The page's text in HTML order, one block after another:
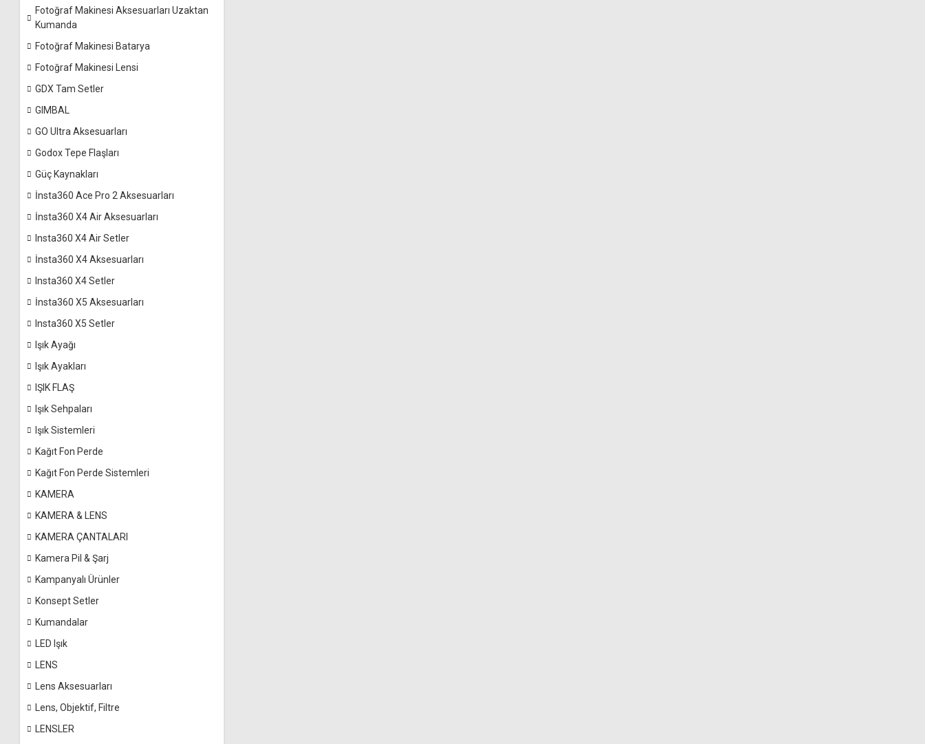
Fotoğraf Makinesi Aksesuarları Uzaktan
Kumanda
Fotoğraf Makinesi Batarya
Fotoğraf Makinesi Lensi
GDX Tam Setler
GIMBAL
GO Ultra Aksesuarları
Godox Tepe Flaşları
Güç Kaynakları
İnsta360 Ace Pro 2 Aksesuarları
İnsta360 X4 Air Aksesuarları
Insta360 X4 Air Setler
İnsta360 X4 Aksesuarları
Insta360 X4 Setler
İnsta360 X5 Aksesuarları
Insta360 X5 Setler
Işık Ayağı
Işık Ayakları
IŞIK FLAŞ
Işık Sehpaları
Işık Sistemleri
Kağıt Fon Perde
Kağıt Fon Perde Sistemleri
KAMERA
KAMERA & LENS
KAMERA ÇANTALARI
Kamera Pil & Şarj
Kampanyalı Ürünler
Konsept Setler
Kumandalar
LED Işık
LENS
Lens Aksesuarları
Lens, Objektif, Filtre
LENSLER